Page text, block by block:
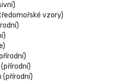
vzory)
(přírodní)